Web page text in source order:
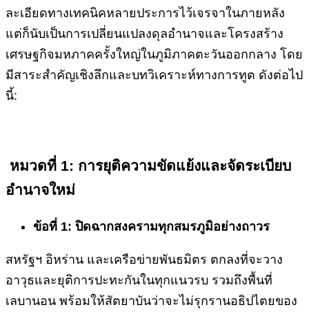
ละเอียดทางเทคนิคหลายประการไว้เจรจาในภายหลัง
แต่ก็นับเป็นการเปลี่ยนแปลงดุลอำนาจและโครงสร้าง
เศรษฐกิจมหภาคครั้งใหญ่ในภูมิภาคตะวันออกกลาง โดย
มีสาระสำคัญเชิงลึกและบทวิเคราะห์ทางการทูต ดังต่อไป
นี้:
หมวดที่ 1: การยุติความขัดแย้งและจัดระเบียบ
อำนาจใหม่
ข้อที่ 1: ปิดฉากสงครามทุกสมรภูมิอย่างถาวร
สหรัฐฯ อิหร่าน และเครือข่ายพันธมิตร ตกลงที่จะวาง
อาวุธและยุติการปะทะกันในทุกแนวรบ รวมถึงพื้นที่
เลบานอน พร้อมให้สัตยาบันว่าจะไม่รุกรานอธิปไตยของ